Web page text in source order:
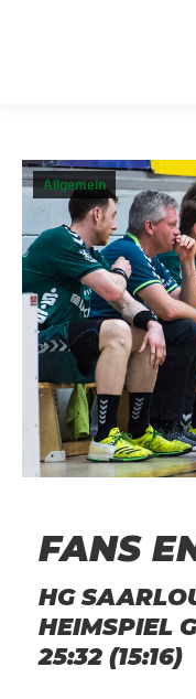
Allgemein
FANS
HG
HEIMSPIEL
25:32 (15:16)